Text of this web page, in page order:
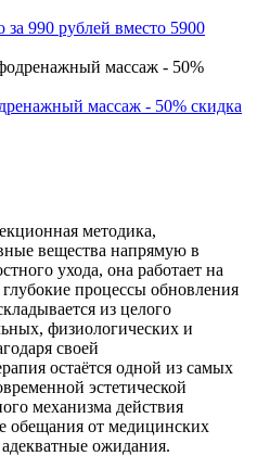
990 рублей вместо 5900
массаж - 50% скидка
методика,
вещества напрямую в
ухода, она работает на
процессы обновления
из целого
физиологических и
своей
остаётся одной из самых
эстетической
механизма действия
обещания от медицинских
ожидания.